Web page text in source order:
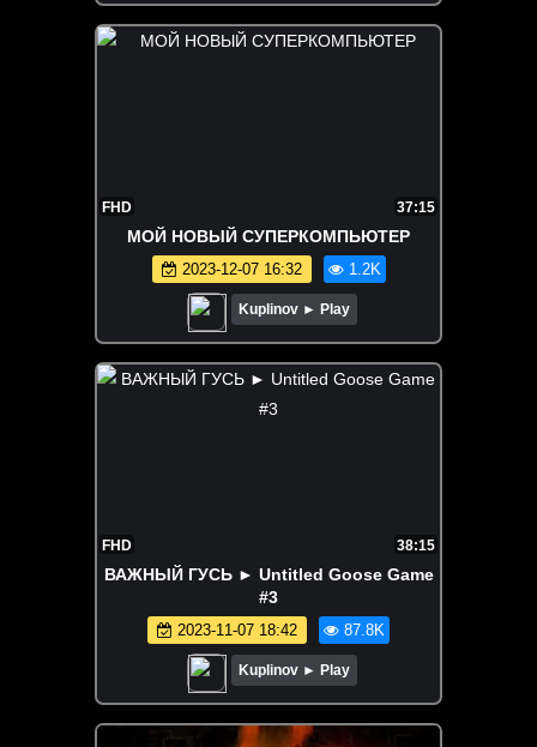
FHD 37:15
МОЙ НОВЫЙ СУПЕРКОМПЬЮТЕР
2023-12-07 16:32 1.2K
Kuplinov ► Play
FHD 38:15
ВАЖНЫЙ ГУСЬ ► Untitled Goose Game
#3
2023-11-07 18:42 87.8K
Kuplinov ► Play